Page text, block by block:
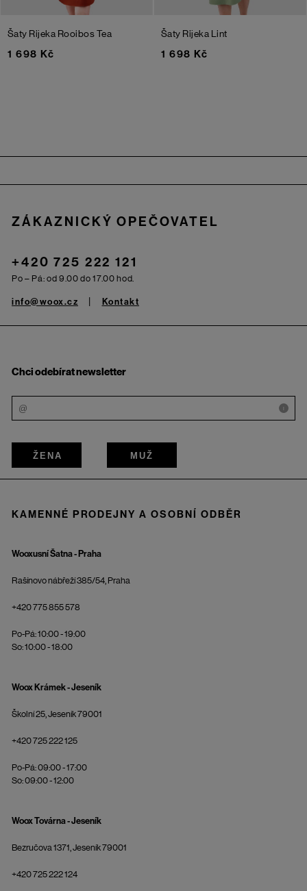
Šaty Rijeka Rooibos Tea
1 698 Kč
Šaty Rijeka Lint
1 698 Kč
ZÁKAZNICKÝ OPEČOVATEL
+420 725 222 121
Po – Pá: od 9.00 do 17.00 hod.
info@woox.cz Kontakt
Chci odebírat newsletter
i
ŽENA MUŽ
KAMENNÉ PRODEJNY A OSOBNÍ ODBĚR
Wooxusní Šatna - Praha
Rašínovo nábřeží 385/54, Praha
+420 775 855 578
Po-Pá: 10:00 - 19:00
So: 10:00 - 18:00
Woox Krámek - Jeseník
Školní 25, Jeseník 79001
+420 725 222 125
Po-Pá: 09:00 - 17:00
So: 09:00 - 12:00
Woox Továrna - Jeseník
Bezručova 1371, Jeseník 79001
+420 725 222 124